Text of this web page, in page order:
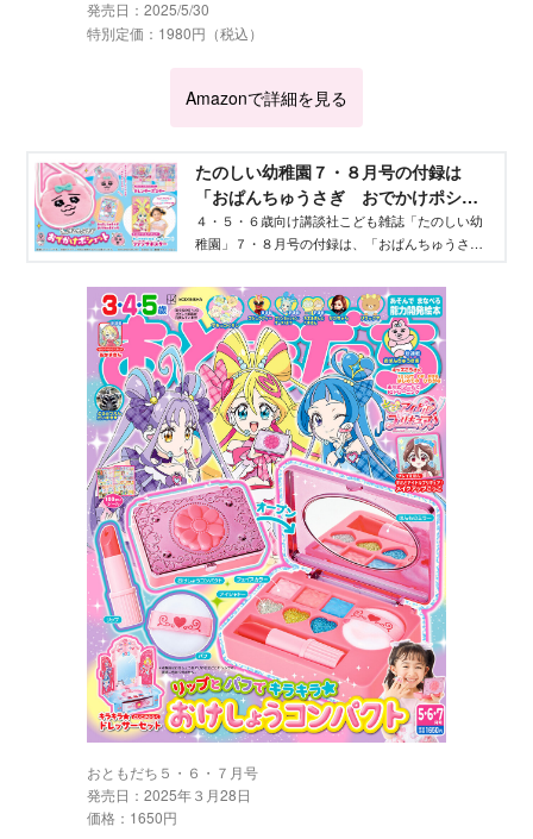
発売日：2025/5/30
特別定価：1980円（税込）
Amazonで詳細を見る
たのしい幼稚園７・８月号の付録は
「おぱんちゅうさぎ おでかけポシェ
ット」だよ！ - Aneひめ.net｜講談社
４・５・６歳向け講談社こども雑誌「たのしい幼
稚園」７・８月号の付録は、「おぱんちゅうさ
おともだち５・６・７月号
発売日：2025年３月28日
価格：1650円